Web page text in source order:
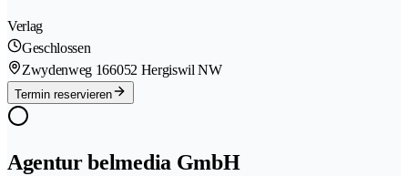
Verlag
Geschlossen
Zwydenweg 166052 Hergiswil NW
Termin reservieren
Agentur belmedia GmbH